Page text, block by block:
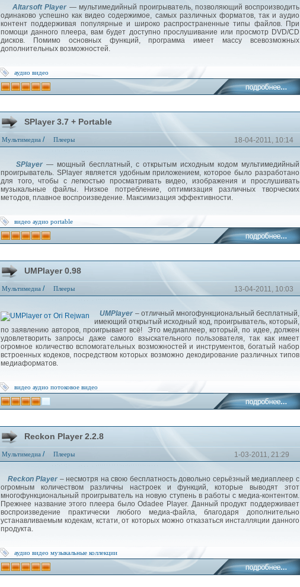
Altarsoft Player — мультимедийный проигрыватель, позволяющий воспроизводить
одинаково успешно как видео содержимое, самых различных форматов, так и аудио
контент поддерживая популярные и широко распространенные типы файлов. При
помощи данного плеера, вам будет доступно прослушивание или просмотр DVD/CD
дисков. Помимо основных функций, программа имеет массу всевозможных
дополнительных возможностей.
аудио видео
SPlayer 3.7 + Portable
Мультимедиа / Плееры 18-04-2011, 10:14
SPlayer — мощный бесплатный, с открытым исходным кодом мультимедийный
проигрыватель. SPlayer является удобным приложением, которое было разработано
для того, чтобы с легкостью просматривать видео, изображения и прослушивать
музыкальные файлы. Низкое потребление, оптимизация различных творческих
методов, плавное воспроизведение. Максимизация эффективности.
видео аудио portable
UMPlayer 0.98
Мультимедиа / Плееры 13-04-2011, 10:03
UMPlayer – отличный многофункциональный бесплатный,
имеющий открытый исходный код, проигрыватель, который,
по заявлению авторов, проигрывает всё! Это медиаплеер, который, по идее, должен
удовлетворить запросы даже самого взыскательного пользователя, так как имеет
огромное количество вспомогательных возможностей и инструментов, богатый набор
встроенных кодеков, посредством которых возможно декодирование различных типов
медиаформатов.
видео аудио потоковое видео
Reckon Player 2.2.8
Мультимедиа / Плееры 1-03-2011, 21:29
Reckon Player – несмотря на свою бесплатность довольно серьёзный медиаплеер с
огромным количеством различны настроек и функций, которые выводят этот
многофункциональный проигрыватель на новую ступень в работы с медиа-контентом.
Прежнее название этого плеера было Odadee Player. Данный продукт поддерживает
воспроизведение практически любого медиа-файла, благодаря дополнительно
устанавливаемым кодекам, кстати, от которых можно отказаться инсталляции данного
продукта.
аудио видео музыкальные коллекции